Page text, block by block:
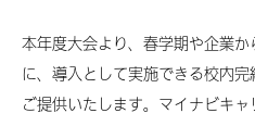
本年度大会より、春学期や企業
に、導入として実施できる校内
ご提供いたします。マイナビキ